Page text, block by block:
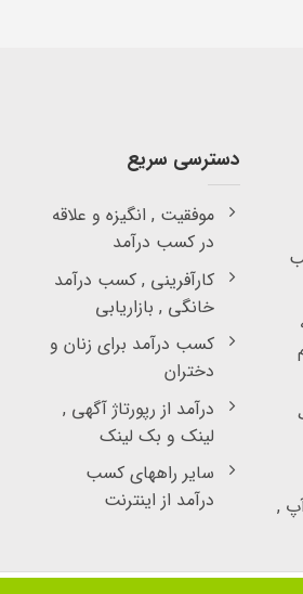
,
دسترسی سریع
موفقیت , انگیزه و علاقه
در کسب درآمد
کارآفرینی , کسب درآمد
خانگی , بازاریابی
کسب درآمد برای زنان و
دختران
درآمد از رپورتاژ آگهی ,
لینک و بک لینک
سایر راههای کسب
درآمد از اینترنت